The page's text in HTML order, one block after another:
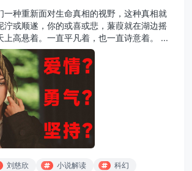
一种重新面对生命真相的视野，这种真相就
泞或顺遂，你的或喜或悲，蒹葭就在湖边摇
上高悬着。一直平凡着，也一直诗意着。 ...
刘慈欣 小说解读 科幻